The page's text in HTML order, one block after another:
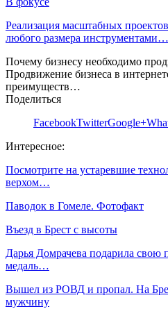
Реализация масштабных
любого размера инструментами…
Почему бизнесу необходимо
Продвижение бизнеса в
преимуществ…
Поделиться
FacebookTwitterGoogle+
Интересное:
Посмотрите на устаревшие
верхом…
Паводок в Гомеле. Фотофакт
Въезд в Брест с высоты
Дарья Домрачева подарила
медаль…
Вышел из РОВД и пропал. На
мужчину